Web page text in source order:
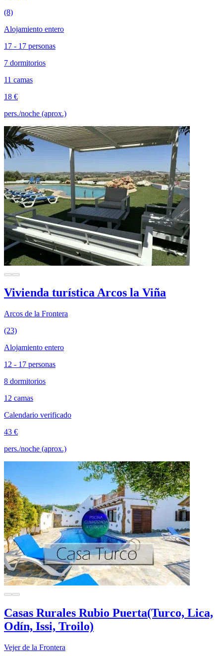
(8)
Alojamiento entero
17 - 17 personas
7 dormitorios
11 camas
18 €
pers./noche (aprox.)
Vivienda turística Arcos la Viña
Arcos de la Frontera
(23)
Alojamiento entero
12 - 17 personas
8 dormitorios
12 camas
Calendario verificado
43 €
pers./noche (aprox.)
Casas Rurales Rubio Puerta(Turco, Lica,
Odín, Issi, Troilo)
Vejer de la Frontera